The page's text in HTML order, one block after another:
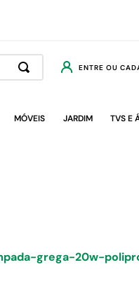
ENTRE OU
MÓVEIS JARDIM TVS E
grega-20w-